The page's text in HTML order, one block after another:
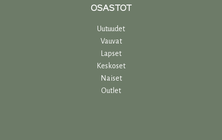
OSASTOT
Uutuudet
Vauvat
Lapset
Keskoset
Naiset
Outlet